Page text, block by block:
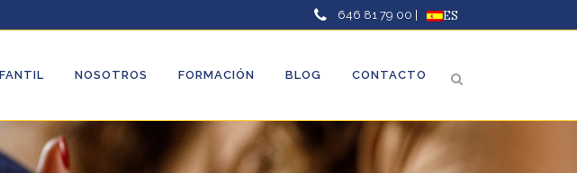
646 81 79 00 | ES
NOSOTROS FORMACIÓN BLOG CONTACTO